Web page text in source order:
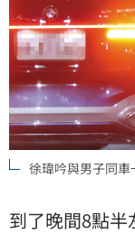
徐瑋吟與男子同車
到了晚間8點